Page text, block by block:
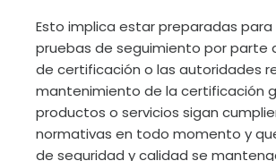
Esto implica estar preparadas
pruebas de seguimiento por parte
de certificación o las autoridades
mantenimiento de la certificación
productos o servicios sigan
normativas en todo momento y
de seguridad y calidad se